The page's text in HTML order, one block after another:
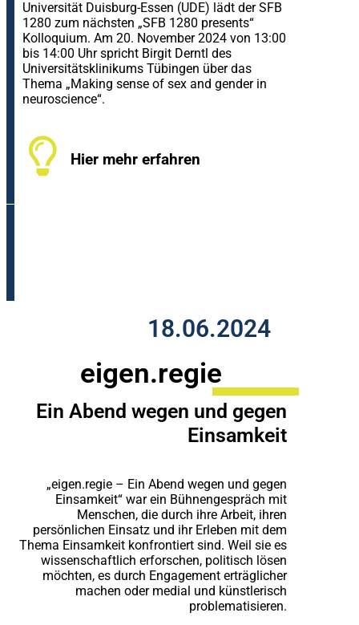
Universität Duisburg-Essen (UDE) lädt der SFB
1280 zum nächsten „SFB 1280 presents“
Kolloquium. Am 20. November 2024 von 13:00
bis 14:00 Uhr spricht Birgit Derntl des
Universitätsklinikums Tübingen über das
Thema „Making sense of sex and gender in
neuroscience“.
Hier mehr erfahren
18.06.2024
eigen.regie
Ein Abend wegen und gegen
Einsamkeit
„eigen.regie – Ein Abend wegen und gegen
Einsamkeit“ war ein Bühnengespräch mit
Menschen, die durch ihre Arbeit, ihren
persönlichen Einsatz und ihr Erleben mit dem
Thema Einsamkeit konfrontiert sind. Weil sie es
wissenschaftlich erforschen, politisch lösen
möchten, es durch Engagement erträglicher
machen oder medial und künstlerisch
problematisieren.